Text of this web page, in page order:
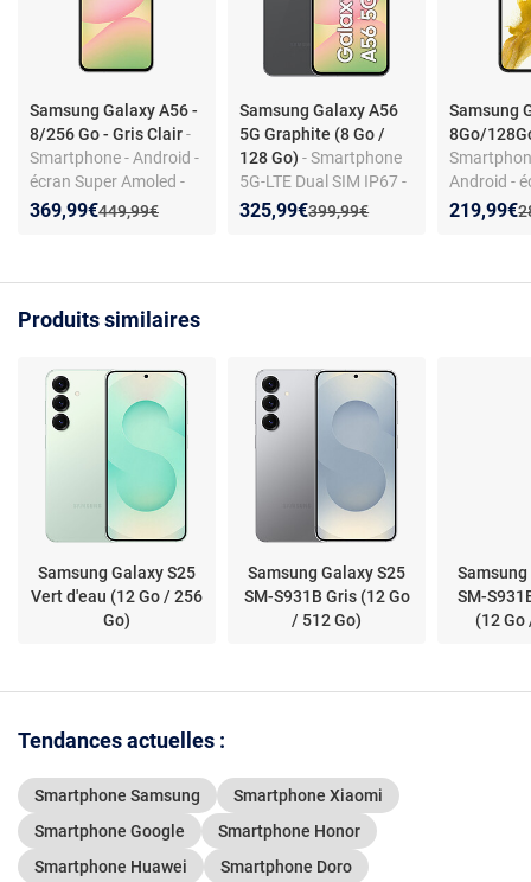
Samsung Galaxy A56 -
8/256 Go - Gris Clair-
Smartphone - Android -
écran Super Amoled -
5G - triple appareil
Ancien prix :
449,99€
Nouveau prix :
369,99€
Réduction de :
Samsung Galaxy A56
5G Graphite (8 Go /
128 Go)- Smartphone
5G-LTE Dual SIM IP67 -
Exynos 1580 8-Core 2.9
Ancien prix :
399,99€
Nouveau prix :
325,99€
Réduction de :
Samsung
8Go/
Android -
Dynamic
Nouveau
219,99€
Produits similaires
Samsung Galaxy S25
Vert d'eau (12 Go / 256
Go)
Samsung Galaxy S25
SM-S931B Gris (12 Go
/ 512 Go)
SM-
(12 Go
Tendances actuelles :
Smartphone Samsung
Smartphone Xiaomi
Smartphone Google
Smartphone Honor
Smartphone Huawei
Smartphone Doro